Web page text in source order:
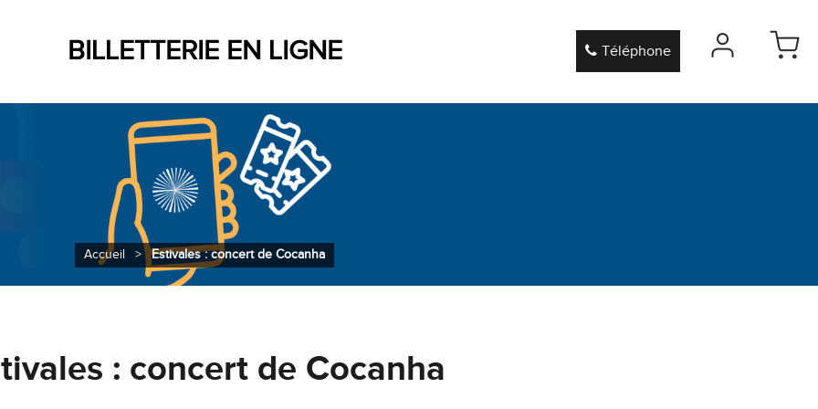
BILLETTERIE EN LIGNE Téléphone
Accueil > Estivales : concert de Cocanha
: concert de Cocanha